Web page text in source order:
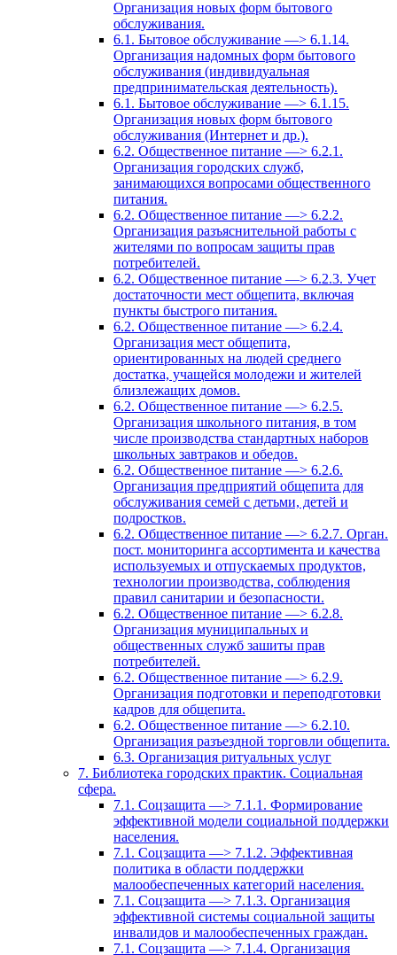
Организация новых форм бытового
обслуживания.
6.1. Бытовое обслуживание —> 6.1.14.
Организация надомных форм бытового
обслуживания (индивидуальная
предпринимательская деятельность).
6.1. Бытовое обслуживание —> 6.1.15.
Организация новых форм бытового
обслуживания (Интернет и др.).
6.2. Общественное питание —> 6.2.1.
Организация городских служб,
занимающихся вопросами общественного
питания.
6.2. Общественное питание —> 6.2.2.
Организация разъяснительной работы с
жителями по вопросам защиты прав
потребителей.
6.2. Общественное питание —> 6.2.3. Учет
достаточности мест общепита, включая
пункты быстрого питания.
6.2. Общественное питание —> 6.2.4.
Организация мест общепита,
ориентированных на людей среднего
достатка, учащейся молодежи и жителей
близлежащих домов.
6.2. Общественное питание —> 6.2.5.
Организация школьного питания, в том
числе производства стандартных наборов
школьных завтраков и обедов.
6.2. Общественное питание —> 6.2.6.
Организация предприятий общепита для
обслуживания семей с детьми, детей и
подростков.
6.2. Общественное питание —> 6.2.7. Орган.
пост. мониторинга ассортимента и качества
используемых и отпускаемых продуктов,
технологии производства, соблюдения
правил санитарии и безопасности.
6.2. Общественное питание —> 6.2.8.
Организация муниципальных и
общественных служб зашиты прав
потребителей.
6.2. Общественное питание —> 6.2.9.
Организация подготовки и переподготовки
кадров для общепита.
6.2. Общественное питание —> 6.2.10.
Организация разъездной торговли общепита.
6.3. Организация ритуальных услуг
7. Библиотека городских практик. Социальная
сфера.
7.1. Соцзащита —> 7.1.1. Формирование
эффективной модели социальной поддержки
населения.
7.1. Соцзащита —> 7.1.2. Эффективная
политика в области поддержки
малообеспеченных категорий населения.
7.1. Соцзащита —> 7.1.3. Организация
эффективной системы социальной защиты
инвалидов и малообеспеченных граждан.
7.1. Соцзащита —> 7.1.4. Организация